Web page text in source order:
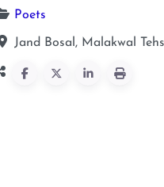
Poets
Jand Bosal, Malakwal